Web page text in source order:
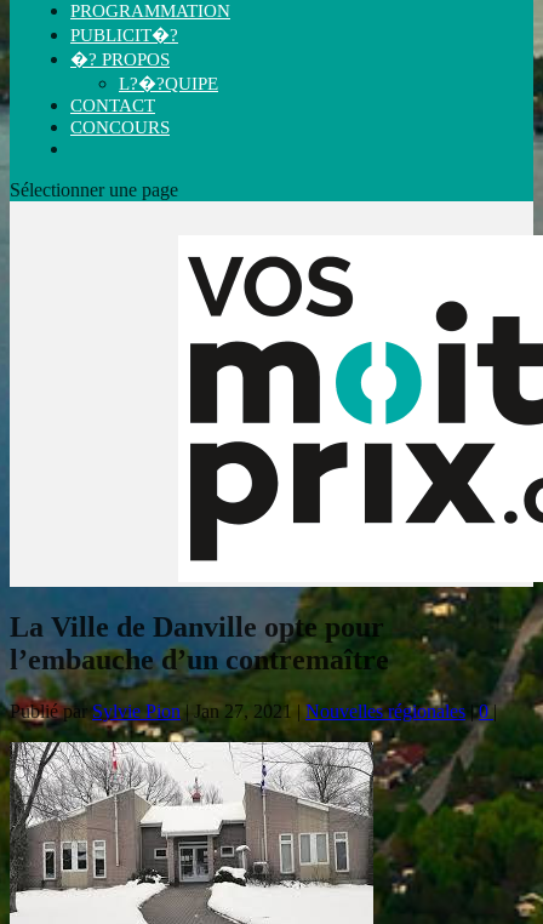
PROGRAMMATION
PUBLICIT�?
�? PROPOS
L?�?QUIPE
CONTACT
CONCOURS
Sélectionner une page
La Ville de Danville opte pour
l’embauche d’un contremaître
Publié par Sylvie Pion | Jan 27, 2021 | Nouvelles régionales |0|